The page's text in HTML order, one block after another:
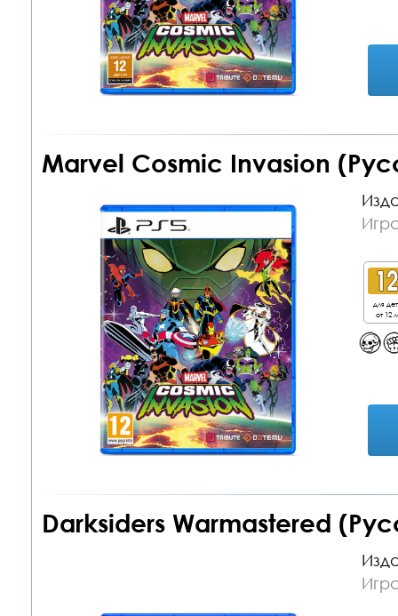
Marvel Cosmic Invasion
для
от 12
Darksiders Warmastered